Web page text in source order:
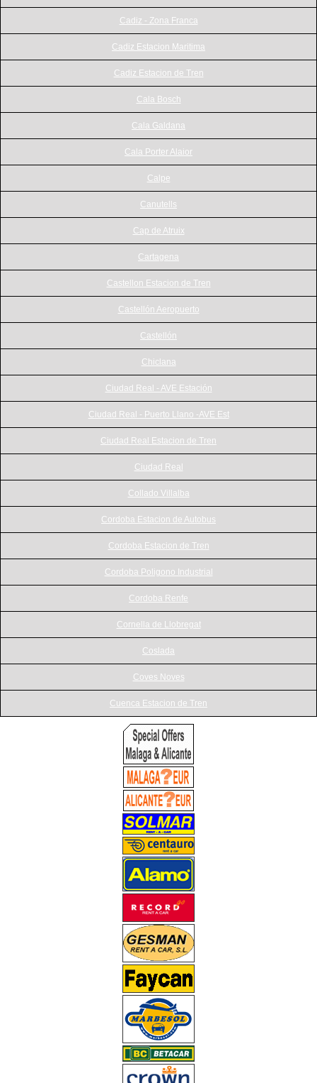
Cadiz - Zona Franca
Cadiz Estacion Maritima
Cadiz Estacion de Tren
Cala Bosch
Cala Galdana
Cala Porter Alaior
Calpe
Canutells
Cap de Atruix
Cartagena
Castellon Estacion de Tren
Castellón Aeropuerto
Castellón
Chiclana
Ciudad Real - AVE Estación
Ciudad Real - Puerto Llano -AVE Est
Ciudad Real Estacion de Tren
Ciudad Real
Collado Villalba
Cordoba Estacion de Autobus
Cordoba Estacion de Tren
Cordoba Poligono Industrial
Cordoba Renfe
Cornella de Llobregat
Coslada
Coves Noves
Cuenca Estacion de Tren